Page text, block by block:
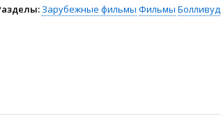
Зарубежные фильмы Фильмы Болливуд